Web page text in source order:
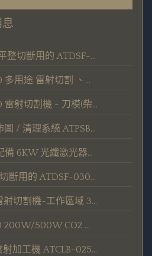
#2601: 多排光纖纜線-平整切斷用的 ATDSF-030R-B 光纖線切割機 - 發表/出貨
#2402: ATCLB-035030 多用途 雷射切割 、劃線 、鑽孔 加工機 發表 / 交貨
#2401: ATCSB-060060 雷射切割機 - 刀模(柴模)板製作用切割機 發表/交貨
#2305: 最實惠的雷射佈圖 / 清理系統 ATPSB-030030-100F 發表/交貨
#2304: CSB-060060 配備 6KW 光纖激光器的光纖雷射切割機發表/交貨
#2303: 光纖纜線-平整切斷用的 ATDSF-030R 光纖線切割機 - 發表
#2302: CSH-360130 雷射切割機-工作區域 3600 X 1300 mm 的大型機種 發表/交貨
#2203: AZCSF-130090 200W/500W CO2 雷射切割機 (切割金屬/非金屬能通用) 發表
#2202: 科技陶瓷專用雷射加工機 ATCLB-025025 新上市